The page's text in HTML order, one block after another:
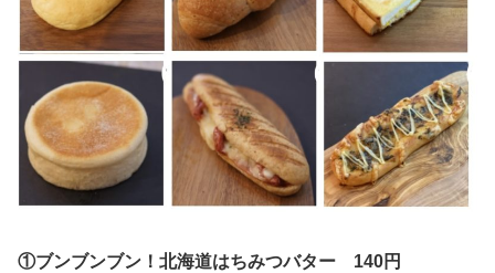
①ブンブンブン！北海道はちみつバター 140円